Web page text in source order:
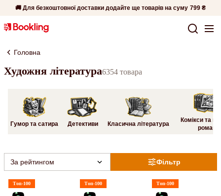
🚚 Для безкоштовної доставки додайте ще товарів на суму 799 ₴
Головна
Художня література6354 товара
Гумор та сатира Детективи Класична література
Комікси та
романи
Фільтр
За рейтингом
Топ-100 Топ-100 Топ-100